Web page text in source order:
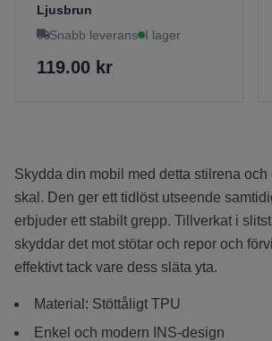
Ljusbrun
Snabb leverans I lager
119.00 kr
Skydda din mobil med detta stilrena
skal. Den ger ett tidlöst utseende
erbjuder ett stabilt grepp. Tillverkat i
skyddar det mot stötar och repor och
effektivt tack vare dess släta yta.
Material: Stöttåligt TPU
Enkel och modern INS-design